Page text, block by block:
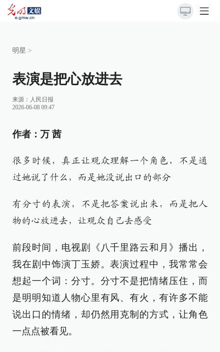
明星 >
表演是把心放进去
来源： 人民日报
2026-06-08 09:47
作者：万 茜
很多时候，真正让观众理解一个角色，不是通
过她说了什么，而是她没说出口的部分
有分寸的表演，不是把答案说出来，而是把人
物的心放进去，让观众自己去感受
前段时间，电视剧《八千里路云和月》播出，
我在剧中饰演丁玉娇。表演过程中，我常常会
想起一个词：分寸。分寸不是把情绪压住，而
是明明知道人物心里有风、有火，有许多不能
说出口的情绪，却仍然用克制的方式，让角色
一点点被看见。